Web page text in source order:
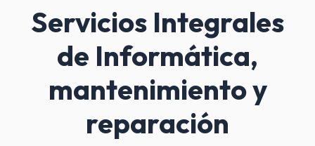
Servicios Integrales
de Informática,
mantenimiento y
reparación